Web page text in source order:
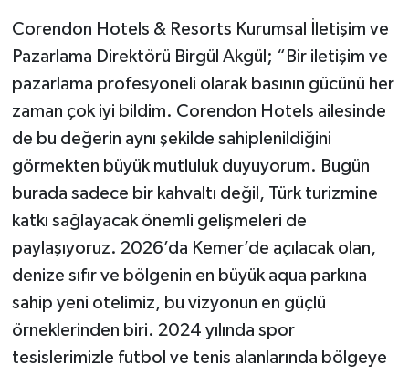
Corendon Hotels & Resorts Kurumsal İletişim ve
Pazarlama Direktörü Birgül Akgül; “Bir iletişim ve
pazarlama profesyoneli olarak basının gücünü her
zaman çok iyi bildim. Corendon Hotels ailesinde
de bu değerin aynı şekilde sahiplenildiğini
görmekten büyük mutluluk duyuyorum. Bugün
burada sadece bir kahvaltı değil, Türk turizmine
katkı sağlayacak önemli gelişmeleri de
paylaşıyoruz. 2026’da Kemer’de açılacak olan,
denize sıfır ve bölgenin en büyük aqua parkına
sahip yeni otelimiz, bu vizyonun en güçlü
örneklerinden biri. 2024 yılında spor
tesislerimizle futbol ve tenis alanlarında bölgeye